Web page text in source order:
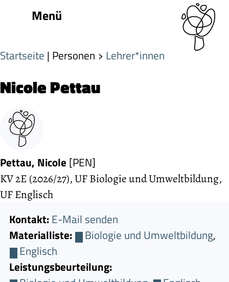
Menü
Startseite | Personen Lehrer*innen
Nicole Pettau
Pettau, Nicole [PEN]
KV 2E (2026/27), UF Biologie und Umweltbildung,
UF Englisch
Kontakt:E-Mail senden
Materialliste:
Biologie und Umweltbildung,
Englisch
Leistungsbeurteilung: